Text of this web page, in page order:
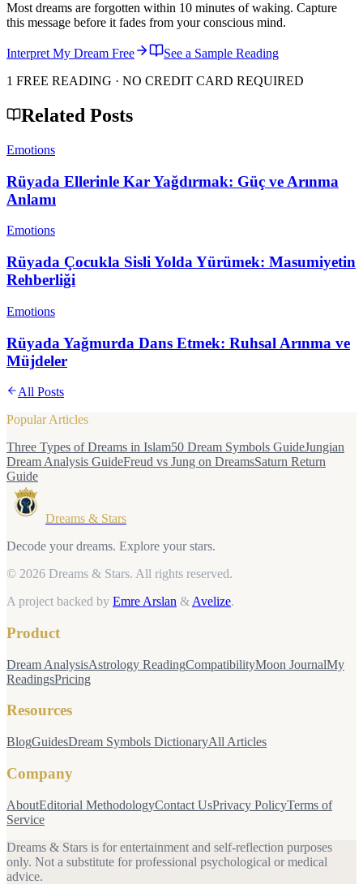
Most dreams are forgotten within 10 minutes of waking. Capture
this message before it fades from your conscious mind.
Interpret My Dream Free
See a Sample Reading
1 FREE READING · NO CREDIT CARD REQUIRED
Related Posts
Emotions
Rüyada Ellerinle Kar Yağdırmak: Güç ve Arınma
Anlamı
Emotions
Rüyada Çocukla Sisli Yolda Yürümek: Masumiyetin
Rehberliği
Emotions
Rüyada Yağmurda Dans Etmek: Ruhsal Arınma ve
Müjdeler
All Posts
Popular Articles
Three Types of Dreams in Islam50 Dream Symbols GuideJungian
Dream Analysis GuideFreud vs Jung on DreamsSaturn Return
Guide
Dreams & Stars
Decode your dreams. Explore your stars.
© 2026 Dreams & Stars. All rights reserved.
A project backed by Emre Arslan & Avelize.
Product
Dream AnalysisAstrology ReadingCompatibilityMoon JournalMy
ReadingsPricing
Resources
BlogGuidesDream Symbols DictionaryAll Articles
Company
AboutEditorial MethodologyContact UsPrivacy PolicyTerms of
Service
Dreams & Stars is for entertainment and self-reflection purposes
only. Not a substitute for professional psychological or medical
advice.